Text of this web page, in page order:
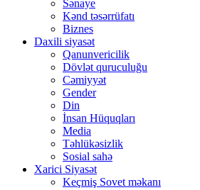
Sənaye
Kənd təsərrüfatı
Biznes
Daxili siyasət
Qanunvericilik
Dövlət quruculuğu
Cəmiyyət
Gender
Din
İnsan Hüquqları
Media
Təhlükəsizlik
Sosial sahə
Xarici Siyasət
Keçmiş Sovet məkanı